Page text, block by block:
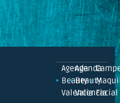
Agenda
Beauty
Valencia
Agenda
Beauty
ValenciaFacial